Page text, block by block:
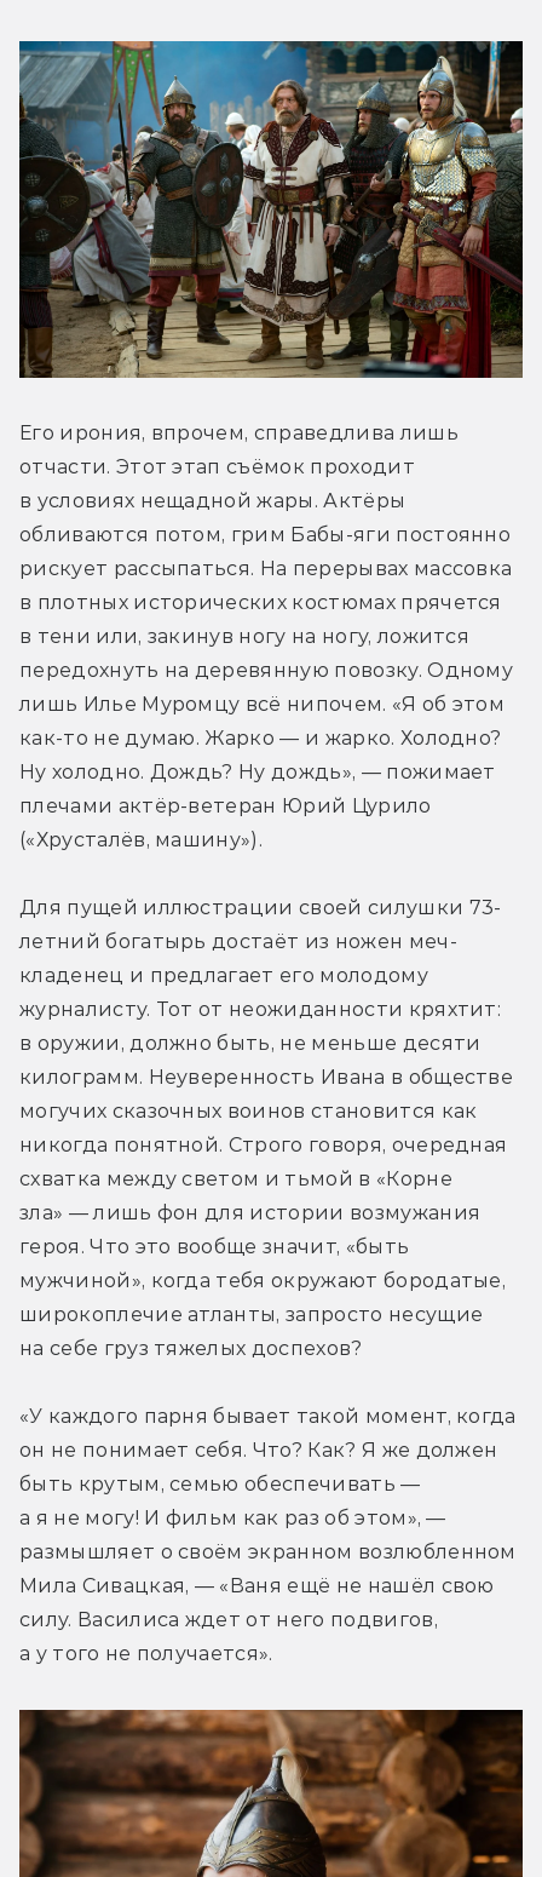
Его ирония, впрочем, справедлива лишь
отчасти. Этот этап съёмок проходит
в условиях нещадной жары. Актёры
обливаются потом, грим Бабы-яги постоянно
рискует рассыпаться. На перерывах массовка
в плотных исторических костюмах прячется
в тени или, закинув ногу на ногу, ложится
передохнуть на деревянную повозку. Одному
лишь Илье Муромцу всё нипочем. «Я об этом
как-то не думаю. Жарко — и жарко. Холодно?
Ну холодно. Дождь? Ну дождь», — пожимает
плечами актёр-ветеран Юрий Цурило
(«Хрусталёв, машину»).
Для пущей иллюстрации своей силушки 73-
летний богатырь достаёт из ножен меч-
кладенец и предлагает его молодому
журналисту. Тот от неожиданности кряхтит:
в оружии, должно быть, не меньше десяти
килограмм. Неуверенность Ивана в обществе
могучих сказочных воинов становится как
никогда понятной. Строго говоря, очередная
схватка между светом и тьмой в «Корне
зла» — лишь фон для истории возмужания
героя. Что это вообще значит, «быть
мужчиной», когда тебя окружают бородатые,
широкоплечие атланты, запросто несущие
на себе груз тяжелых доспехов?
«У каждого парня бывает такой момент, когда
он не понимает себя. Что? Как? Я же должен
быть крутым, семью обеспечивать —
а я не могу! И фильм как раз об этом», —
размышляет о своём экранном возлюбленном
Мила Сивацкая, — «Ваня ещё не нашёл свою
силу. Василиса ждет от него подвигов,
а у того не получается».